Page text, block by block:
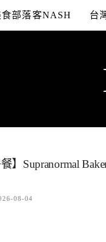
部落客NASH 台
】Supranormal
08-04